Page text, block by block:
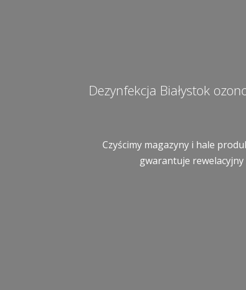
Dezynfekcja Białystok
Czyścimy magazyny i hale
gwarantuje